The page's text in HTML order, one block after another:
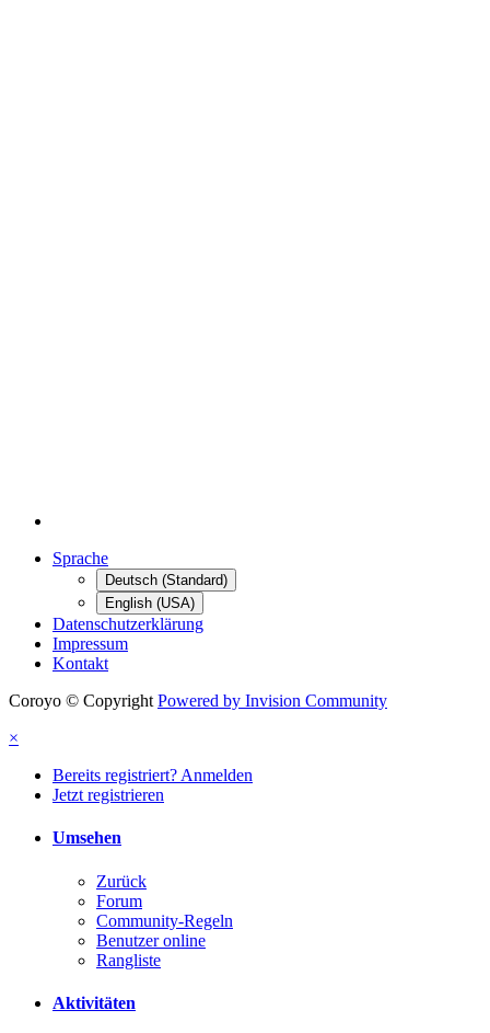
Sprache
Deutsch (Standard)
English (USA)
Datenschutzerklärung
Impressum
Kontakt
Coroyo © Copyright Powered by Invision Community
×
Bereits registriert? Anmelden
Jetzt registrieren
Umsehen
Zurück
Forum
Community-Regeln
Benutzer online
Rangliste
Aktivitäten